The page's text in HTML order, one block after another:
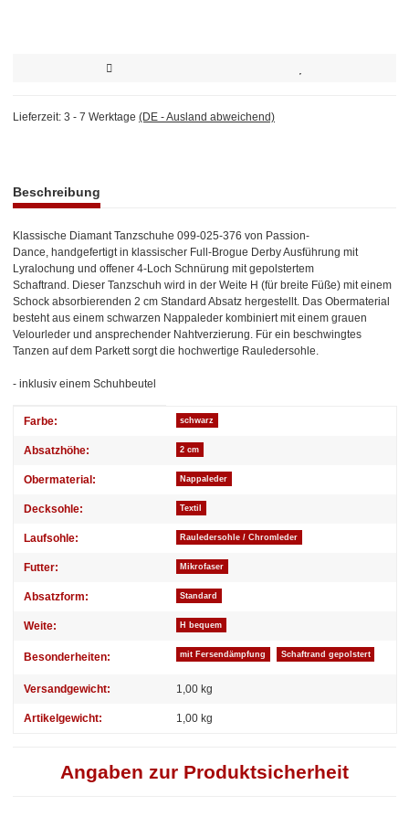
Lieferzeit: 3 - 7 Werktage (DE - Ausland abweichend)
Beschreibung
Klassische Diamant Tanzschuhe 099-025-376 von Passion-
Dance, handgefertigt in klassischer Full-Brogue Derby Ausführung mit
Lyralochung und offener 4-Loch Schnürung mit gepolstertem
Schaftrand. Dieser Tanzschuh wird in der Weite H (für breite Füße) mit einem
Schock absorbierenden 2 cm Standard Absatz hergestellt. Das Obermaterial
besteht aus einem schwarzen Nappaleder kombiniert mit einem grauen
Velourleder und ansprechender Nahtverzierung. Für ein beschwingtes
Tanzen auf dem Parkett sorgt die hochwertige Rauledersohle.
- inklusiv einem Schuhbeutel
Produkteigenschaft
Wert
Farbe: schwarz
Absatzhöhe: 2 cm
Obermaterial: Nappaleder
Decksohle: Textil
Laufsohle: Rauledersohle / Chromleder
Futter: Mikrofaser
Absatzform: Standard
Weite: H bequem
Besonderheiten: mit Fersendämpfung Schaftrand gepolstert
Versandgewicht: 1,00 kg
Artikelgewicht: 1,00 kg
Angaben zur Produktsicherheit